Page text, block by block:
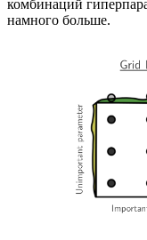
комбинаций
намного больше.